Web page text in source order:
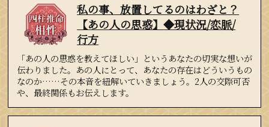
私の事、放置してるのはわざと？
【あの人の思惑】◆現状況/恋脈/
行方
「あの人の思惑を教えてほしい」というあなたの切実な想いが
伝わりました。あの人にとって、あなたの存在はどういうもの
なのか……その本音を紐解いていきましょう。2人の交際可否
や、最終関係もお伝えします。